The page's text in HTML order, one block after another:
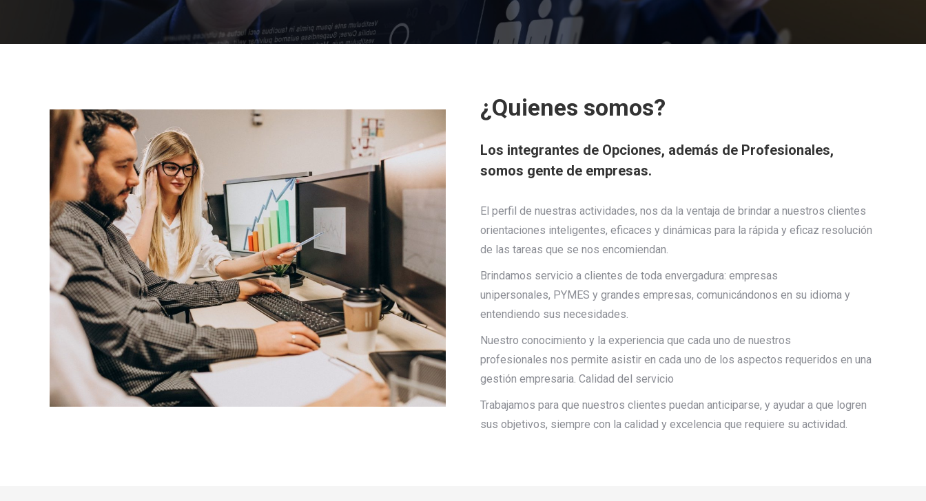
¿Quienes somos?
Los integrantes de Opciones, además de Profesionales,
somos gente de empresas.
El perfil de nuestras actividades, nos da la ventaja de brindar a nuestros clientes
orientaciones inteligentes, eficaces y dinámicas para la rápida y eficaz resolución
de las tareas que se nos encomiendan.
Brindamos servicio a clientes de toda envergadura: empresas
unipersonales, PYMES y grandes empresas, comunicándonos en su idioma y
entendiendo sus necesidades.
Nuestro conocimiento y la experiencia que cada uno de nuestros
profesionales nos permite asistir en cada uno de los aspectos requeridos en una
gestión empresaria. Calidad del servicio
Trabajamos para que nuestros clientes puedan anticiparse, y ayudar a que logren
sus objetivos, siempre con la calidad y excelencia que requiere su actividad.